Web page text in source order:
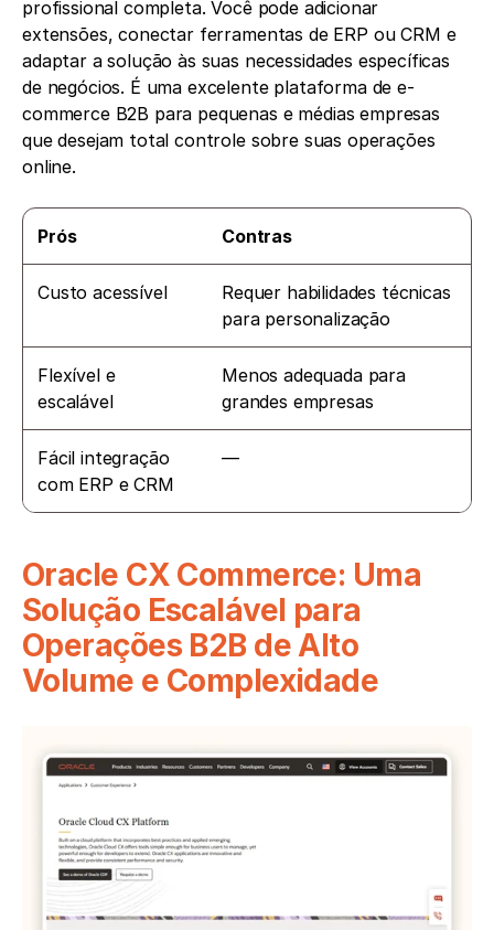
profissional completa. Você pode adicionar
extensões, conectar ferramentas de ERP ou CRM e
adaptar a solução às suas necessidades específicas
de negócios. É uma excelente plataforma de e-
commerce B2B para pequenas e médias empresas
que desejam total controle sobre suas operações
online.
Prós Contras
Custo acessível
Requer habilidades técnicas
para personalização
Flexível e
escalável
Menos adequada para
grandes empresas
Fácil integração
com ERP e CRM
—
Oracle CX Commerce: Uma
Solução Escalável para
Operações B2B de Alto
Volume e Complexidade